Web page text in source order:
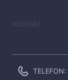
Kontakt
TELEFON: